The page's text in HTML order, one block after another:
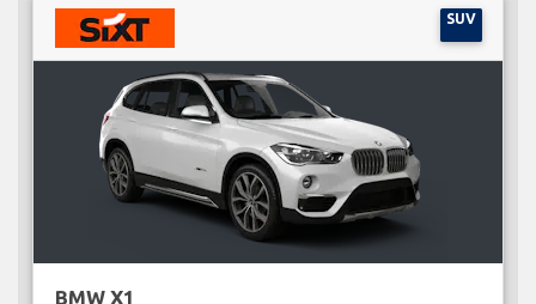
SUV
BMW X1